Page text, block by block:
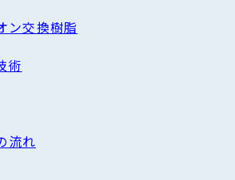
ン交換樹脂
術
流れ